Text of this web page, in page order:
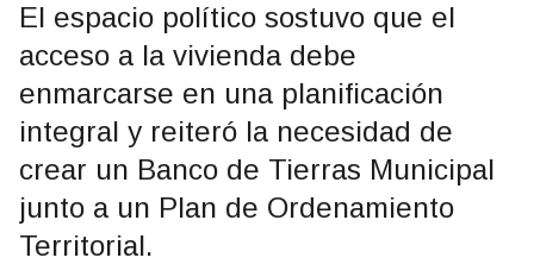
El espacio político sostuvo que el
acceso a la vivienda debe
enmarcarse en una planificación
integral y reiteró la necesidad de
crear un Banco de Tierras Municipal
junto a un Plan de Ordenamiento
Territorial.